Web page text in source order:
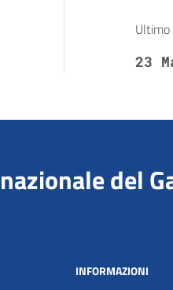
23
del
INFORMAZIONI